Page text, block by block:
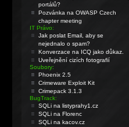
portálů?
Pozvánka na OWASP Czech
chapter meeting
IT Právo:
Jak poslat Email, aby se
nejednalo o spam?
Konverzace na ICQ jako důkaz.
Uveřejnění cizích fotografií
Soubory:
Phoenix 2.5
Crimeware Exploit Kit
Crimepack 3.1.3
BugTrack:
SQLi na listyprahy1.cz
SQLi na Florenc
SQLi na kacov.cz